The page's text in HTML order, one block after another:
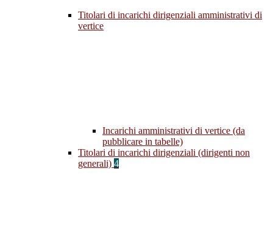
Titolari di incarichi dirigenziali amministrativi di
vertice
Incarichi amministrativi di vertice (da
pubblicare in tabelle)
Titolari di incarichi dirigenziali (dirigenti non
generali) 4